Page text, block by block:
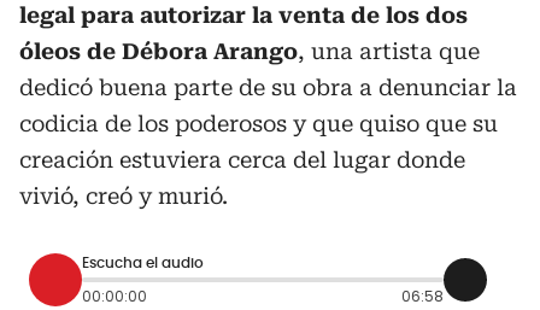
legal para autorizar la venta de los dos
óleos de Débora Arango, una artista que
dedicó buena parte de su obra a denunciar la
codicia de los poderosos y que quiso que su
creación estuviera cerca del lugar donde
vivió, creó y murió.
Escucha el audio
00:00:00 06:58